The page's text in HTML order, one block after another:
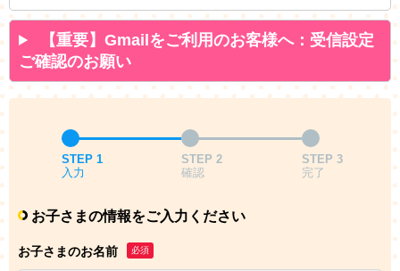
【重要】Gmailをご利用のお客様へ：受信設定
ご確認のお願い
STEP 1
入力
STEP 2
確認
STEP 3
完了
お子さまの情報をご入力ください
お子さまのお名前 必須